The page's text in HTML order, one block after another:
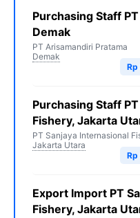
Purchasing Staff
Demak
PT Arisamandiri Pratama
Demak
Purchasing Staff
Fishery, Jakarta
PT Sanjaya Internasional
Jakarta Utara
Export Import PT
Fishery, Jakarta